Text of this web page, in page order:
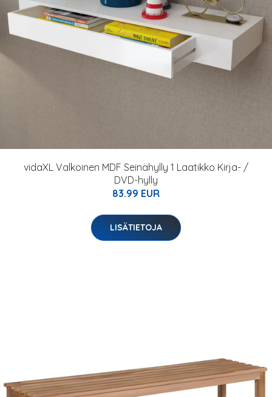
vidaXL Valkoinen MDF Seinähylly 1 Laatikko Kirja- /
DVD-hylly
83.99 EUR
LISÄTIETOJA